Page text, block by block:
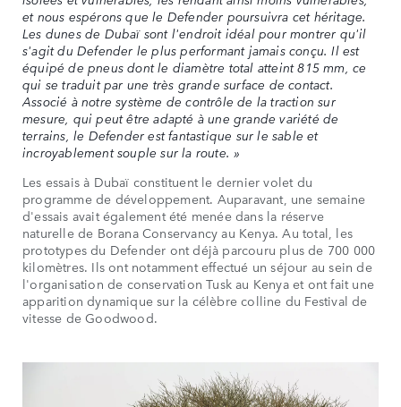
et nous espérons que le Defender poursuivra cet héritage.
Les dunes de Dubaï sont l'endroit idéal pour montrer qu'il
s'agit du Defender le plus performant jamais conçu. Il est
équipé de pneus dont le diamètre total atteint 815 mm, ce
qui se traduit par une très grande surface de contact.
Associé à notre système de contrôle de la traction sur
mesure, qui peut être adapté à une grande variété de
terrains, le Defender est fantastique sur le sable et
incroyablement souple sur la route. »
Les essais à Dubaï constituent le dernier volet du
programme de développement. Auparavant, une semaine
d'essais avait également été menée dans la réserve
naturelle de Borana Conservancy au Kenya. Au total, les
prototypes du Defender ont déjà parcouru plus de 700 000
kilomètres. Ils ont notamment effectué un séjour au sein de
l'organisation de conservation Tusk au Kenya et ont fait une
apparition dynamique sur la célèbre colline du Festival de
vitesse de Goodwood.